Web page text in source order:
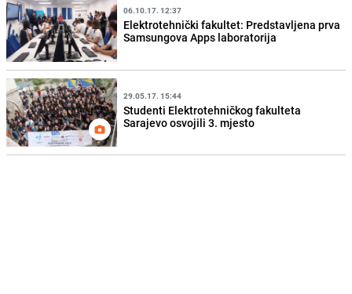
06.10.17. 12:37
Elektrotehnički fakultet: Predstavljena prva
Samsungova Apps laboratorija
29.05.17. 15:44
Studenti Elektrotehničkog fakulteta
Sarajevo osvojili 3. mjesto